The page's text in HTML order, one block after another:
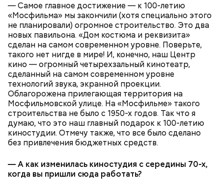
— Самое главное достижение — к 100-летию
«Мосфильма» мы закончили (хотя специально этого
не планировали) огромное строительство. Это два
новых павильона. «Дом костюма и реквизита»
сделан на самом современном уровне. Поверьте,
такого нет нигде в мире! И, конечно, наш Центр
кино — огромный четырехзальный кинотеатр,
сделанный на самом современном уровне
технологий звука, экранной проекции.
Облагорожена прилегающая территория на
Мосфильмовской улице. На «Мосфильме» такого
строительства не было с 1950-х годов. Так что я
думаю, что это наш главный подарок к 100-летию
киностудии. Отмечу также, что все было сделано
без привлечения бюджетных средств.
— А как изменилась киностудия с середины 70-х,
когда вы пришли сюда работать?
Еще важно знать, откуда дыню привезли к нам,
подчеркнула диетолог. Самолетом их не
доставляют, поэтому пока она приедет, как и
любые фрукты и овощи, она может терять свои
витамины.